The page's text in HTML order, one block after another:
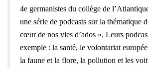
4e germanistes du collège de
une série de podcasts sur la thématique
cœur de nos vies d’ados ». Leurs
exemple : la santé, le volontariat
la faune et la flore, la pollution et les